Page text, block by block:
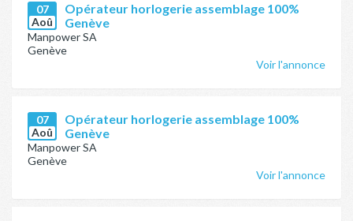
07
Aoû
Opérateur horlogerie assemblage 100%
Genève
Manpower SA
Genève
Voir l'annonce
07
Aoû
Opérateur horlogerie assemblage 100%
Genève
Manpower SA
Genève
Voir l'annonce